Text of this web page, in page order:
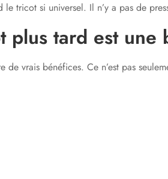
tricot si universel. Il n’y a pas de
plus tard est une
vrais bénéfices. Ce n’est pas